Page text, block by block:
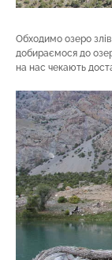
Обходимо озеро
добираємося до
на нас чекають